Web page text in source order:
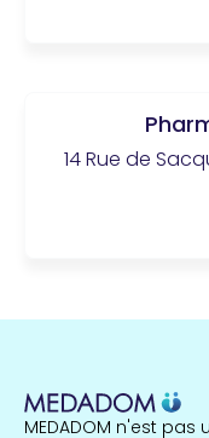
14 Rue de
MEDADOM n'est